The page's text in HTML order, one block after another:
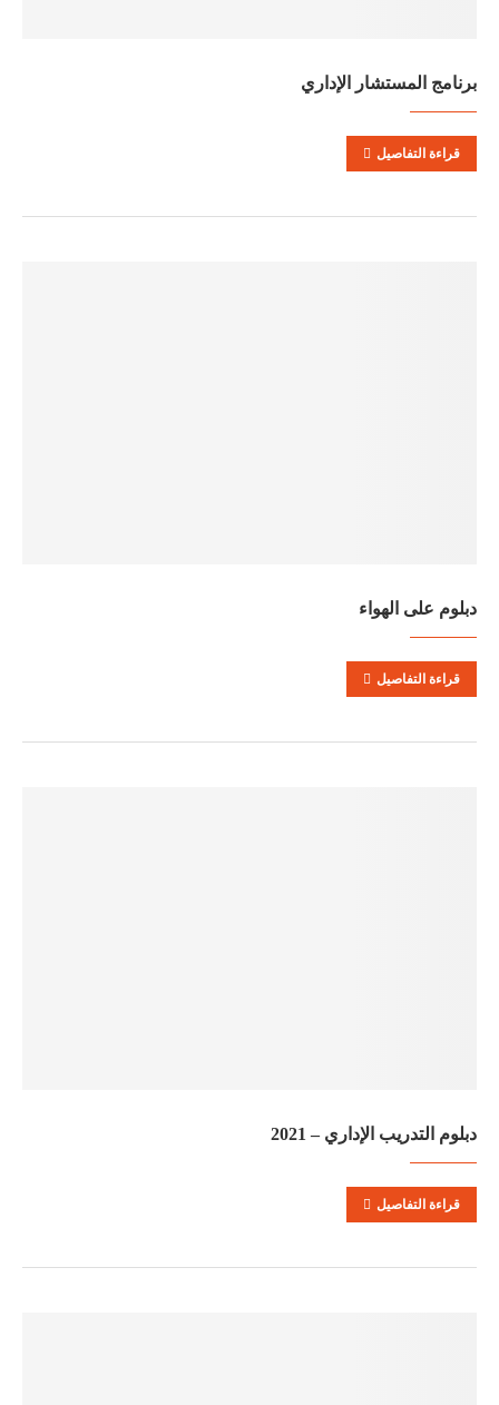
برنامج المستشار الإداري
قراءة التفاصيل
دبلوم على الهواء
قراءة التفاصيل
دبلوم التدريب الإداري – 2021
قراءة التفاصيل